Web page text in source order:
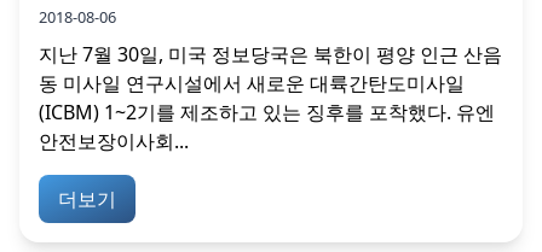
2018-08-06
지난 7월 30일, 미국 정보당국은 북한이 평양 인근 산음
동 미사일 연구시설에서 새로운 대륙간탄도미사일
(ICBM) 1~2기를 제조하고 있는 징후를 포착했다. 유엔
안전보장이사회...
더보기